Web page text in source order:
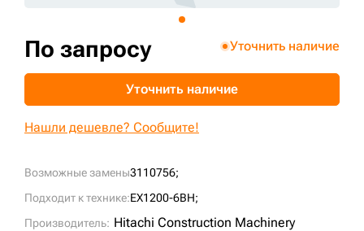
Возможные замены3110756;
Подходит к технике:EX1200-6BH;
Производитель: Hitachi Construction Machinery
По запросу Уточнить наличие
Уточнить наличие
Нашли дешевле? Сообщите!
sksale@skdst.ru
+7 (499) 394-50-93